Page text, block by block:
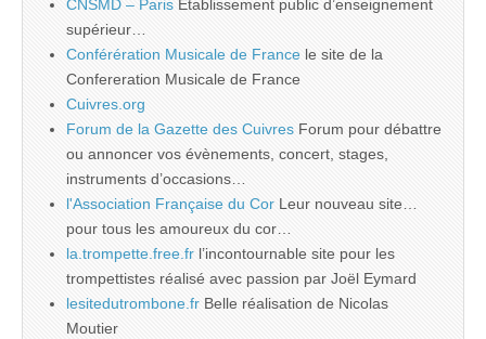
CNSMD – Paris Etablissement public d’enseignement
supérieur…
Conférération Musicale de France le site de la
Confereration Musicale de France
Cuivres.org
Forum de la Gazette des Cuivres Forum pour débattre
ou annoncer vos évènements, concert, stages,
instruments d’occasions…
l'Association Française du Cor Leur nouveau site…
pour tous les amoureux du cor…
la.trompette.free.fr l’incontournable site pour les
trompettistes réalisé avec passion par Joël Eymard
lesitedutrombone.fr Belle réalisation de Nicolas
Moutier